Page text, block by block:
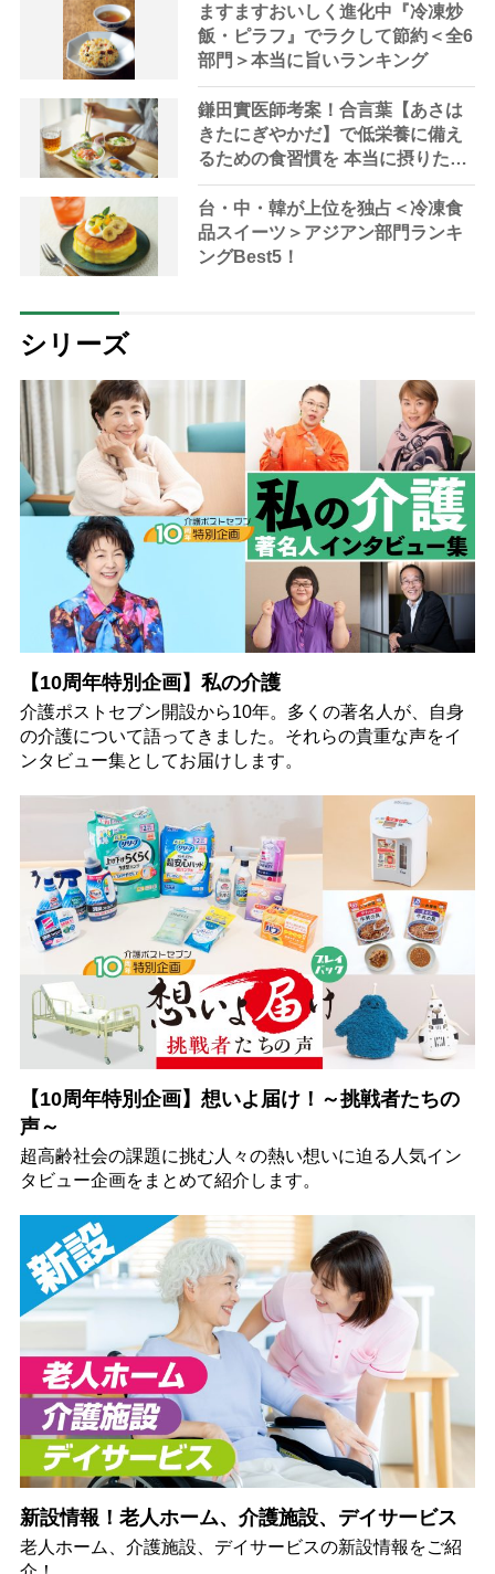
南】
ますますおいしく進化中『冷凍炒
飯・ピラフ』でラクして節約＜全6
部門＞本当に旨いランキング
鎌田實医師考案！合言葉【あさは
きたにぎやかだ】で低栄養に備え
るための食習慣を 本当に摂りたい
食品を紹介
台・中・韓が上位を独占＜冷凍食
品スイーツ＞アジアン部門ランキ
ングBest5！
シリーズ
【10周年特別企画】私の介護
介護ポストセブン開設から10年。多くの著名人が、自身
の介護について語ってきました。それらの貴重な声をイ
ンタビュー集としてお届けします。
【10周年特別企画】想いよ届け！～挑戦者たちの
声～
超高齢社会の課題に挑む人々の熱い想いに迫る人気イン
タビュー企画をまとめて紹介します。
新設情報！老人ホーム、介護施設、デイサービス
老人ホーム、介護施設、デイサービスの新設情報をご紹